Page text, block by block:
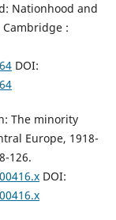
Nationhood and
:
DOI:
The minority
Europe, 1918-
126.
DOI: